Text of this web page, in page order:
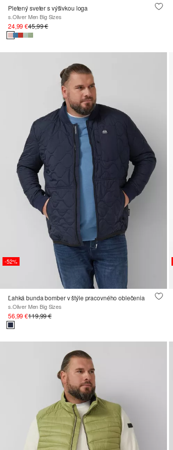
Pletený sveter s výšivkou loga
s.Oliver Men Big Sizes
24,99 €45,99 €
-52%
Ľahká bunda bomber v štýle pracovného oblečenia
s.Oliver Men Big Sizes
56,99 €119,99 €